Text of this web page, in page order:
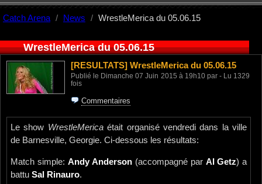
Catch Arena News WrestleMerica du 05.06.15
WrestleMerica du 05.06.15
[RESULTATS] WrestleMerica du 05.06.15
Publié le Dimanche 07 Juin 2015 à 19h10 par - Lu 1329
fois
Commentaires
Le show WrestleMericaétait organisé vendredi dans la ville
de Barnesville, Georgie. Ci-dessous les résultats:
Match simple: Andy Anderson(accompagné par Al Getz) a
battu Sal Rinauro.